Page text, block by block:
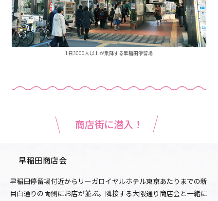
1日3000人以上が乗降する早稲田停留場
商店街に潜入！
早稲田商店会
早稲田停留場付近からリーガロイヤルホテル東京あたりまでの新
目白通りの両側にお店が並ぶ。隣接する大隈通り商店会と一緒に